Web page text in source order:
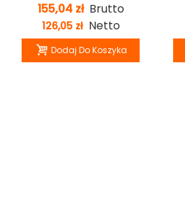
155,04 zł Brutto
126,05 zł Netto
Dodaj Do Koszyka